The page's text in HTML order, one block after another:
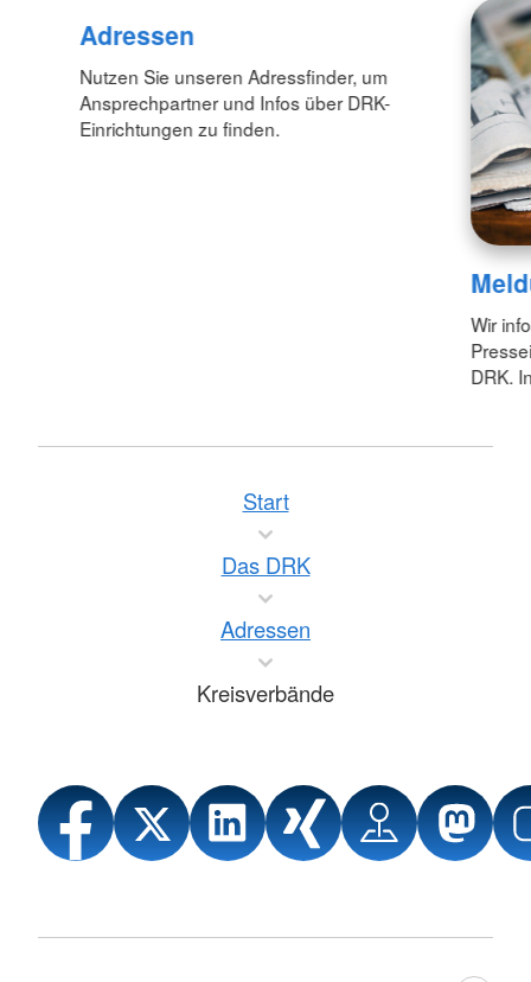
Adressen
Nutzen Sie unseren Adressfinder, um
Ansprechpartner und Infos über DRK-
Einrichtungen zu finden.
Wir
DRK.
Start
Das DRK
Adressen
Kreisverbände